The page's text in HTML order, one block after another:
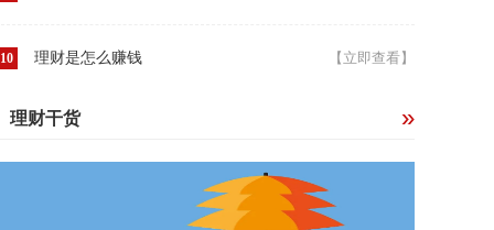
10 理财是怎么赚钱 【立即查看】
理财干货